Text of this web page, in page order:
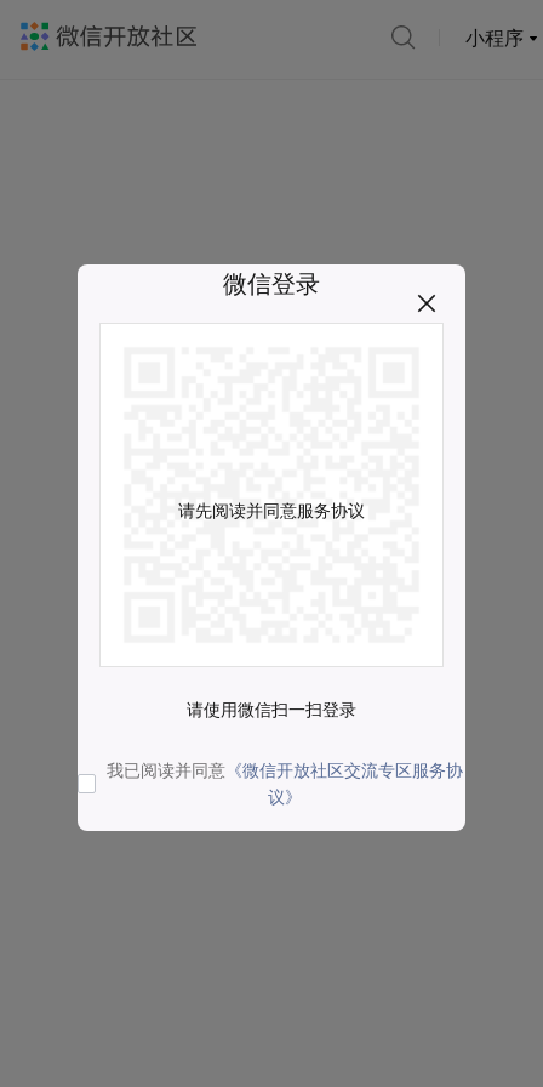
小程序
微信登录
请先阅读并同意服务协议
请使用微信扫一扫登录
我已阅读并同意 《微信开放社区交流专区服务协
议》